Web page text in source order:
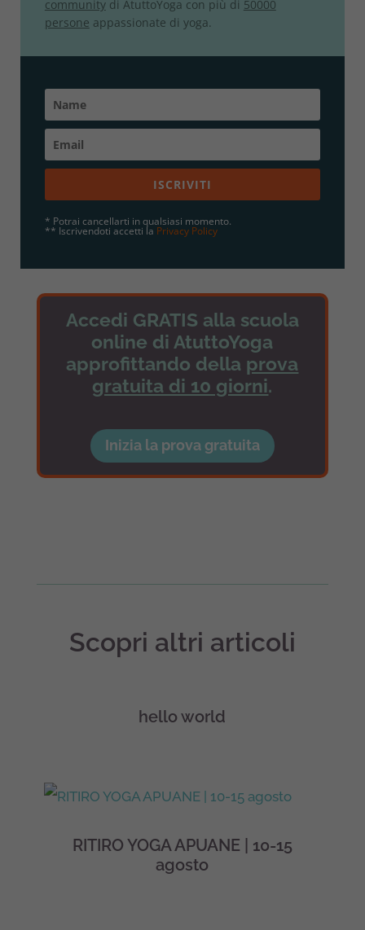
communitydi AtuttoYoga con più di 50000
persone appassionate di yoga.
ISCRIVITI
* Potrai cancellarti in qualsiasi momento.
** Iscrivendoti accetti la Privacy Policy
Accedi GRATIS alla scuola
online di AtuttoYoga
approfittando della prova
gratuita di 10 giorni.
Inizia la prova gratuita
Scopri altri articoli
hello world
RITIRO YOGA APUANE | 10-15
agosto